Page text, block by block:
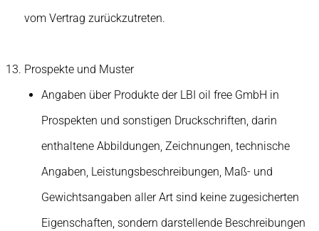
vom Vertrag zurückzutreten.
Prospekte und Muster
Angaben über Produkte der LBI oil free GmbH in
Prospekten und sonstigen Druckschriften, darin
enthaltene Abbildungen, Zeichnungen, technische
Angaben, Leistungsbeschreibungen, Maß- und
Gewichtsangaben aller Art sind keine zugesicherten
Eigenschaften, sondern darstellende Beschreibungen